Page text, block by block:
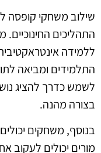
שילוב משחקי קופסה
התהליכים
ללמידה
התלמידים ומביאה
לשמש כדרך להציג
בצורה מהנה.
בנוסף, משחקים
מורים יכולים לעקוב